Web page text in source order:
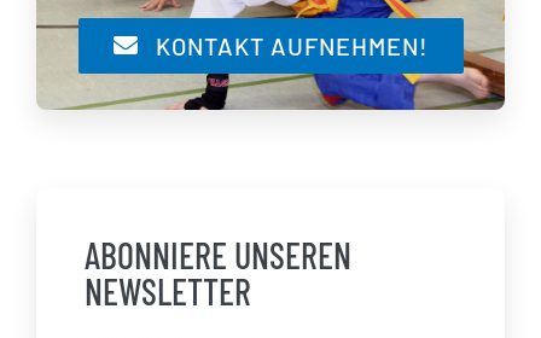
KONTAKT AUFNEHMEN!
ABONNIERE UNSEREN
NEWSLETTER